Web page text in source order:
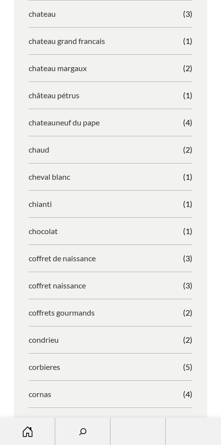
chateau (3)
chateau grand francais (1)
chateau margaux (2)
château pétrus (1)
chateauneuf du pape (4)
chaud (2)
cheval blanc (1)
chianti (1)
chocolat (1)
coffret de naissance (3)
coffret naissance (3)
coffrets gourmands (2)
condrieu (2)
corbieres (5)
cornas (4)